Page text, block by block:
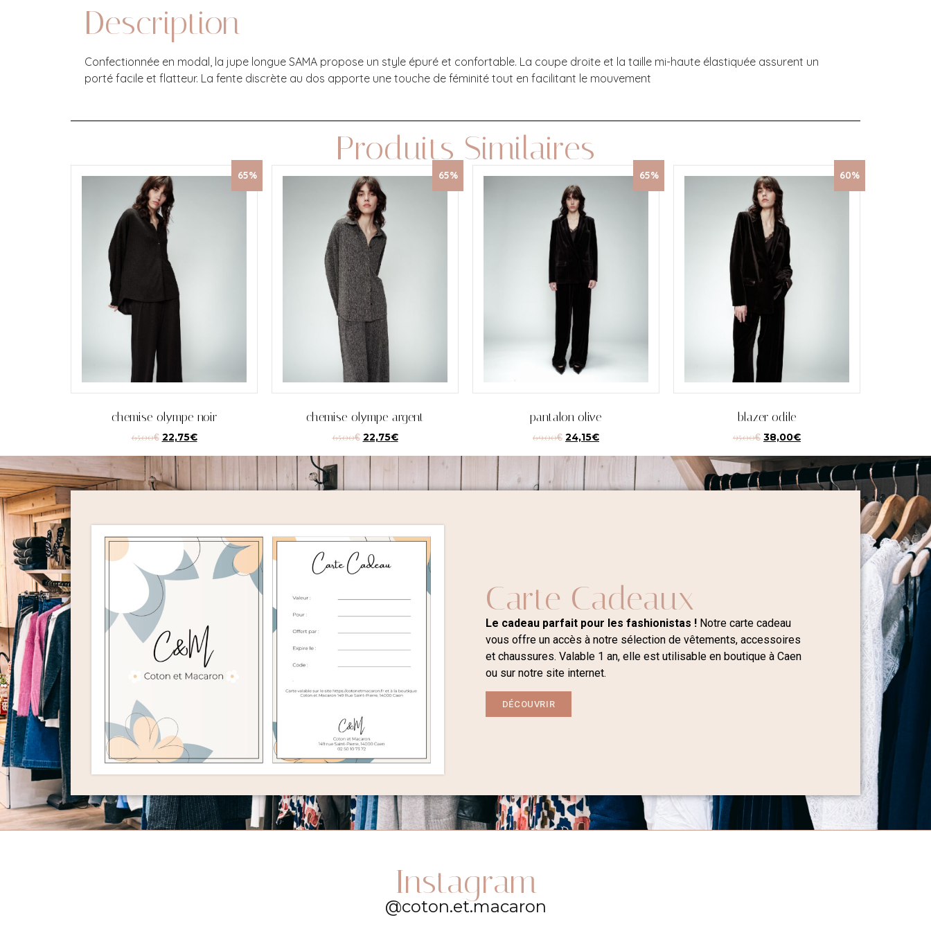
Description
Confectionnée en modal, la jupe longue SAMA propose un style épuré et confortable. La coupe droite et la taille mi-haute élastiquée assurent un
porté facile et flatteur. La fente discrète au dos apporte une touche de féminité tout en facilitant le mouvement
Produits Similaires
65%
chemise olympe noir
65,00€ 22,75€
65%
chemise olympe argent
65,00€ 22,75€
65%
pantalon olive
69,00€ 24,15€
60%
blazer odile
95,00€ 38,00€
Carte Cadeaux
Le cadeau parfait pour les fashionistas !Notre carte cadeau
vous offre un accès à notre sélection de vêtements, accessoires
et chaussures. Valable 1 an, elle est utilisable en boutique à Caen
ou sur notre site internet.
DÉCOUVRIR
Instagram
@coton.et.macaron